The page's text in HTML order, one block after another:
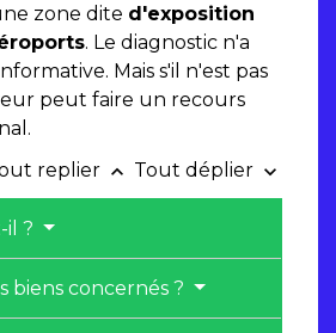
zone dite d'exposition
. Le diagnostic n'a
Mais s'il n'est pas
peut faire un recours
replier keyboard_arrow_up Tout déplier keyboard_arrow_down
il ?
biens concernés ?